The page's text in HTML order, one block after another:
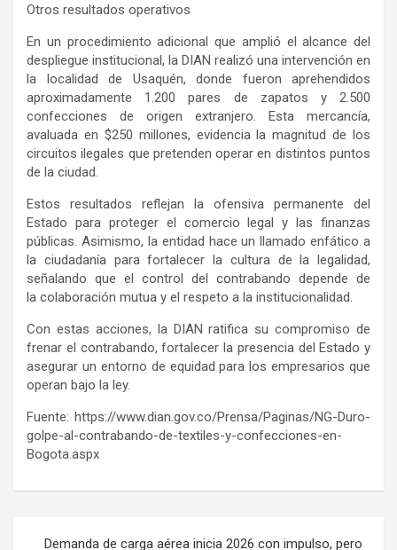
Otros resultados operativos
En un procedimiento adicional que amplió el alcance del
despliegue institucional, la DIAN realizó una intervención en
la localidad de Usaquén, donde fueron aprehendidos
aproximadamente 1.200 pares de zapatos y 2.500
confecciones de origen extranjero. Esta mercancía,
avaluada en $250 millones, evidencia la magnitud de los
circuitos ilegales que pretenden operar en distintos puntos
de la ciudad.
Estos resultados reflejan la ofensiva permanente del
Estado para proteger el comercio legal y las finanzas
públicas. Asimismo, la entidad hace un llamado enfático a
la ciudadanía para fortalecer la cultura de la legalidad,
señalando que el control del contrabando depende de
la colaboración mutua y el respeto a la institucionalidad.
Con estas acciones, la DIAN ratifica su compromiso de
frenar el contrabando, fortalecer la presencia del Estado y
asegurar un entorno de equidad para los empresarios que
operan bajo la ley.
Fuente: https://www.dian.gov.co/Prensa/Paginas/NG-Duro-
golpe-al-contrabando-de-textiles-y-confecciones-en-
Bogota.aspx
Demanda de carga aérea inicia 2026 con impulso, pero